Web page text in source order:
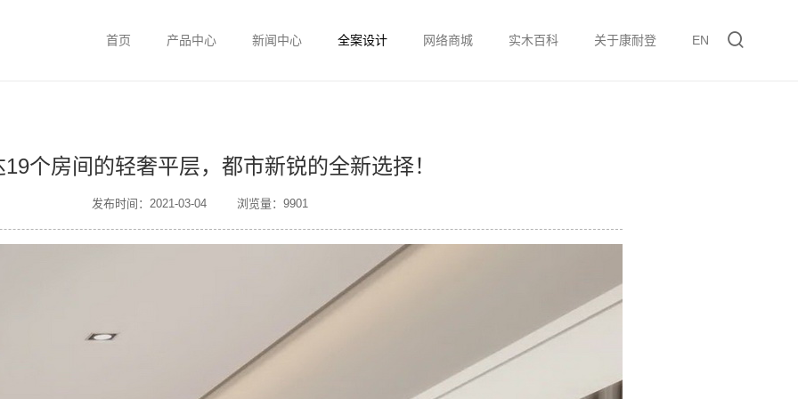
首页 产品中心 新闻中心 全案设计 网络商城 实木百科 关于康耐登 EN
19个房间的轻奢平层，都市新锐的全新选择！
发布时间：2021-03-04 浏览量：9901